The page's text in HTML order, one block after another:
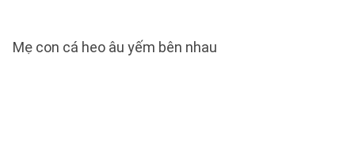
Mẹ con cá heo âu yếm bên nhau